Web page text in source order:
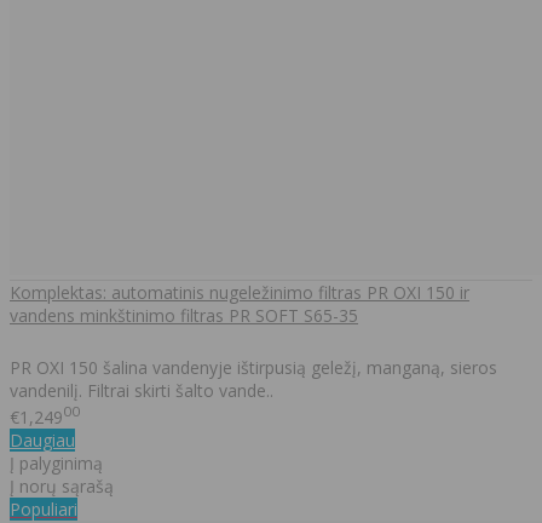
Komplektas: automatinis nugeležinimo filtras PR OXI 150 ir
vandens minkštinimo filtras PR SOFT S65-35
PR OXI 150 šalina vandenyje ištirpusią geležį, manganą, sieros
vandenilį. Filtrai skirti šalto vande..
€1,24900
Daugiau
Į palyginimą
Į norų sąrašą
Populiari